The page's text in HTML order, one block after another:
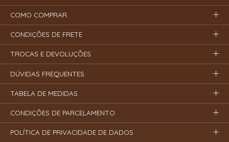
COMO COMPRAR
CONDIÇÕES DE FRETE
TROCAS E DEVOLUÇÕES
DÚVIDAS FREQUENTES
TABELA DE MEDIDAS
CONDIÇÕES DE PARCELAMENTO
POLÍTICA DE PRIVACIDADE DE DADOS